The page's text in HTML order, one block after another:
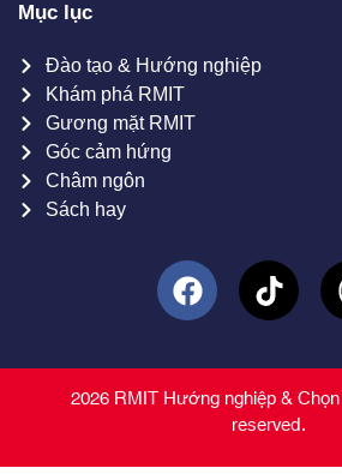
Mục lục
Đào tạo & Hướng nghiệp
Khám phá RMIT
Gương mặt RMIT
Góc cảm hứng
Châm ngôn
Sách hay
2026 RMIT Hướng nghiệp &
reserved.